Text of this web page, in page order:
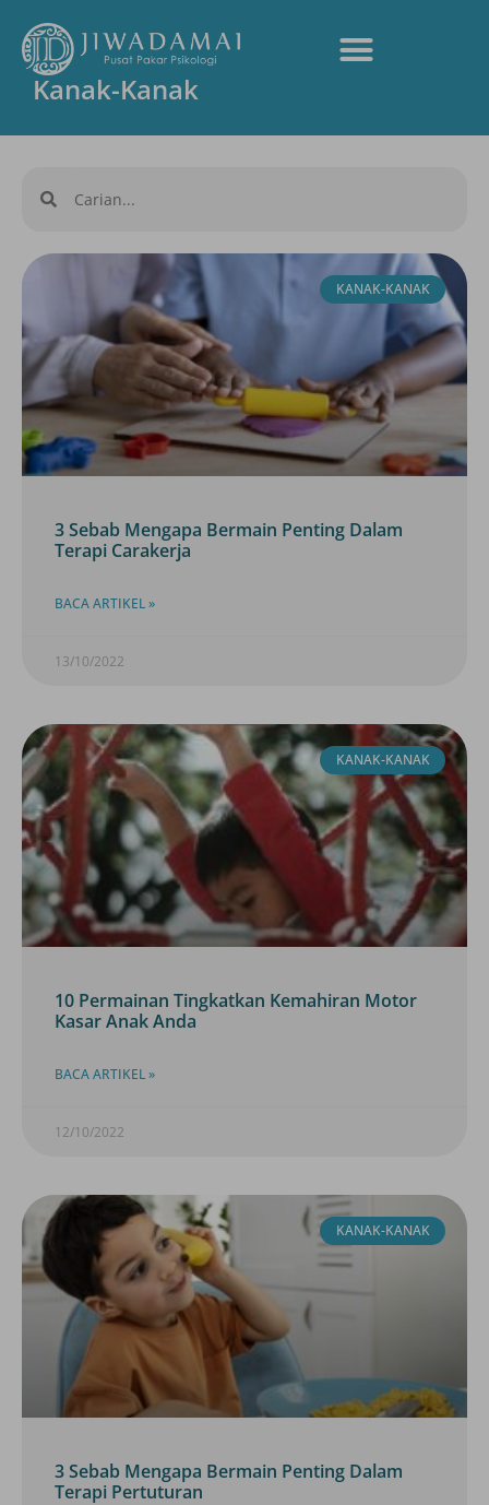
Kanak-Kanak
KANAK-KANAK
3 Sebab Mengapa Bermain Penting Dalam
Terapi Carakerja
BACA ARTIKEL »
13/10/2022
KANAK-KANAK
10 Permainan Tingkatkan Kemahiran Motor
Kasar Anak Anda
BACA ARTIKEL »
12/10/2022
KANAK-KANAK
3 Sebab Mengapa Bermain Penting Dalam
Terapi Pertuturan